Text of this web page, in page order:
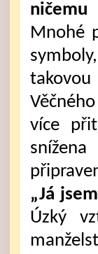
Mnohé
více
„Já
Úzký